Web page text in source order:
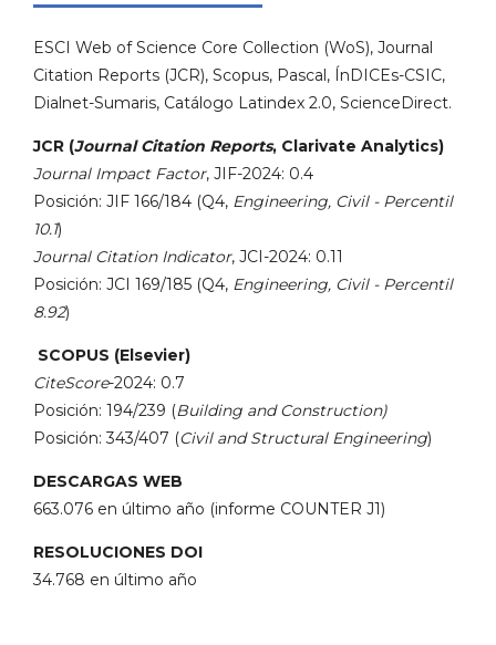
ESCI Web of Science Core Collection (WoS), Journal
Citation Reports (JCR), Scopus, Pascal, ÍnDICEs-CSIC,
Dialnet-Sumaris, Catálogo Latindex 2.0, ScienceDirect.
JCR (Journal Citation Reports, Clarivate Analytics)
Journal Impact Factor, JIF-2024: 0.4
Posición: JIF 166/184 (Q4, Engineering, Civil - Percentil
10.1)
Journal Citation Indicator, JCI-2024: 0.11
Posición: JCI 169/185 (Q4, Engineering, Civil - Percentil
8.92)
SCOPUS (Elsevier)
CiteScore-2024: 0.7
Posición: 194/239 (Building and Construction)
Posición: 343/407 (Civil and Structural Engineering)
DESCARGAS WEB
663.076 en último año (informe COUNTER J1)
RESOLUCIONES DOI
34.768 en último año